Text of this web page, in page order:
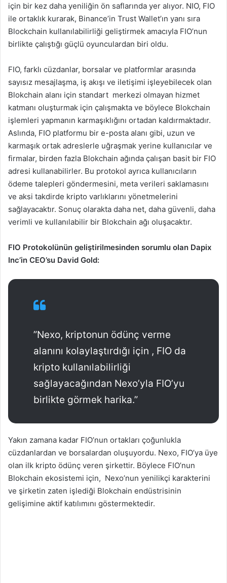
için bir kez daha yeniliğin ön saflarında yer alıyor. NIO, FIO
ile ortaklık kurarak, Binance’in Trust Wallet’ın yanı sıra
Blockchain kullanılabilirliği geliştirmek amacıyla FIO’nun
birlikte çalıştığı güçlü oyunculardan biri oldu.
FIO, farklı cüzdanlar, borsalar ve platformlar arasında
sayısız mesajlaşma, iş akışı ve iletişimi işleyebilecek olan
Blokchain alanı için standart merkezi olmayan hizmet
katmanı oluşturmak için çalışmakta ve böylece Blokchain
işlemleri yapmanın karmaşıklığını ortadan kaldırmaktadır.
Aslında, FIO platformu bir e-posta alanı gibi, uzun ve
karmaşık ortak adreslerle uğraşmak yerine kullanıcılar ve
firmalar, birden fazla Blokchain ağında çalışan basit bir FIO
adresi kullanabilirler. Bu protokol ayrıca kullanıcıların
ödeme talepleri göndermesini, meta verileri saklamasını
ve aksi takdirde kripto varlıklarını yönetmelerini
sağlayacaktır. Sonuç olarakta daha net, daha güvenli, daha
verimli ve kullanılabilir bir Blokchain ağı oluşacaktır.
FIO Protokolünün geliştirilmesinden sorumlu olan Dapix
Inc’in CEO’su David Gold:
”Nexo, kriptonun ödünç verme
alanını kolaylaştırdığı için , FIO da
kripto kullanılabilirliği
sağlayacağından Nexo’yla FIO’yu
birlikte görmek harika.”
Yakın zamana kadar FIO’nun ortakları çoğunlukla
cüzdanlardan ve borsalardan oluşuyordu. Nexo, FIO’ya üye
olan ilk kripto ödünç veren şirkettir. Böylece FIO’nun
Blokchain ekosistemi için, Nexo’nun yenilikçi karakterini
ve şirketin zaten işlediği Blokchain endüstrisinin
gelişimine aktif katılımını göstermektedir.